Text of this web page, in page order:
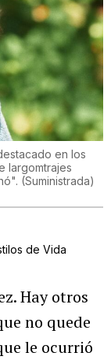
en los
largomtrajes
(Suministrada)
de Vida
Hay otros
no quede
le ocurrió